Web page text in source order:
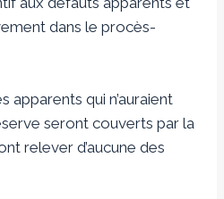
dans le procès-
apparents qui n’auraient
seront couverts par la
relever d’aucune des